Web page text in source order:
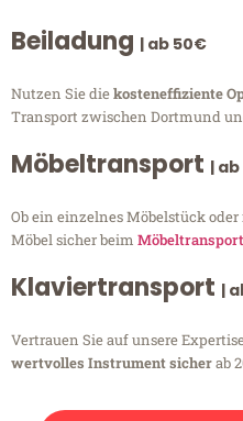
Beiladung | ab 50€
Nutzen Sie diekosteneffiziente
Transport zwischen Dortmund
Möbeltransport |
Ob ein einzelnes Möbelstück
Möbel sicher beim Möbeltransport
Klaviertransport |
Vertrauen Sie auf unsere
wertvolles Instrument sicherab